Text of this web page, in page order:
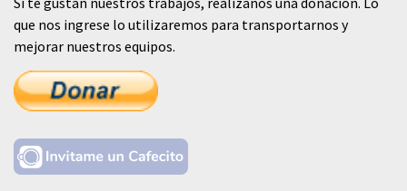
que nos ingrese lo utilizaremos para transportarnos y
mejorar nuestros equipos.